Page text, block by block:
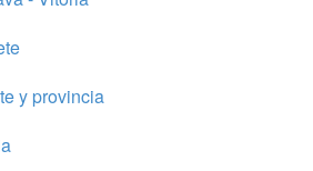
y provincia